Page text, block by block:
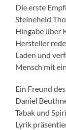
Die erste
Steineheld
Hingabe über
Hersteller
Laden und
Mensch mit
Ein Freund
Daniel
Tabak und
Lyrik